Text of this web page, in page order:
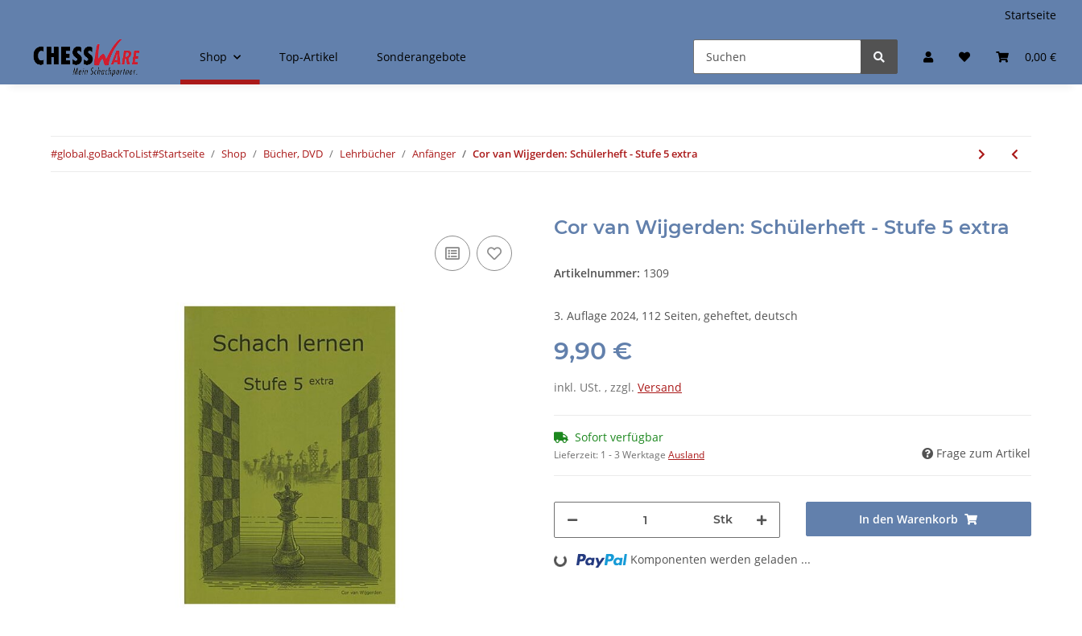
Startseite
0,00 €
Shop Top-Artikel Sonderangebote
#global.goBackToList#Startseite Shop Bücher, DVD Lehrbücher Anfänger Cor van Wijgerden: Schülerheft - Stufe 5 extra
Cor van Wijgerden: Schülerheft - Stufe 5 extra
Artikelnummer: 1309
3. Auflage 2024, 112 Seiten, geheftet, deutsch
9,90 €
inkl. USt. , zzgl. Versand
Sofort verfügbar
Lieferzeit: 1 - 3 Werktage Ausland Frage zum Artikel
Stk In den Warenkorb
Loading... Komponenten werden geladen ...